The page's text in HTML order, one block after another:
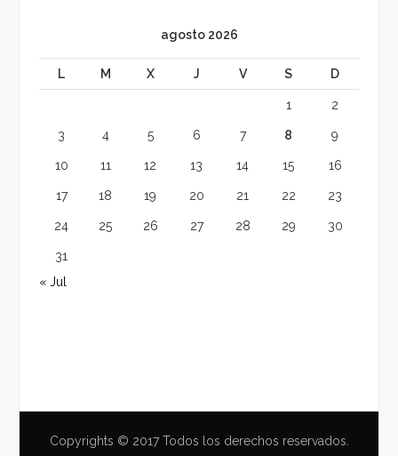
agosto 2026
L M X J V S D
1 2
3 4 5 6 7 8 9
10 11 12 13 14 15 16
17 18 19 20 21 22 23
24 25 26 27 28 29 30
31
« Jul
Copyrights © 2017 Todos los derechos reservados.